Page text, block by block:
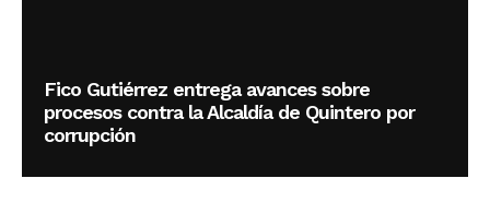
Fico Gutiérrez entrega avances sobre
procesos contra la Alcaldía de Quintero por
corrupción